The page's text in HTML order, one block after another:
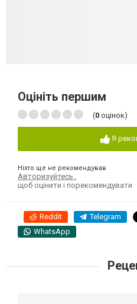
Оцініть першим
(0 оцінок)
Я
Ніхто ще не рекомендував
Авторизуйтесь
щоб оцінити і порекомендувати
Reddit Telegram
WhatsApp